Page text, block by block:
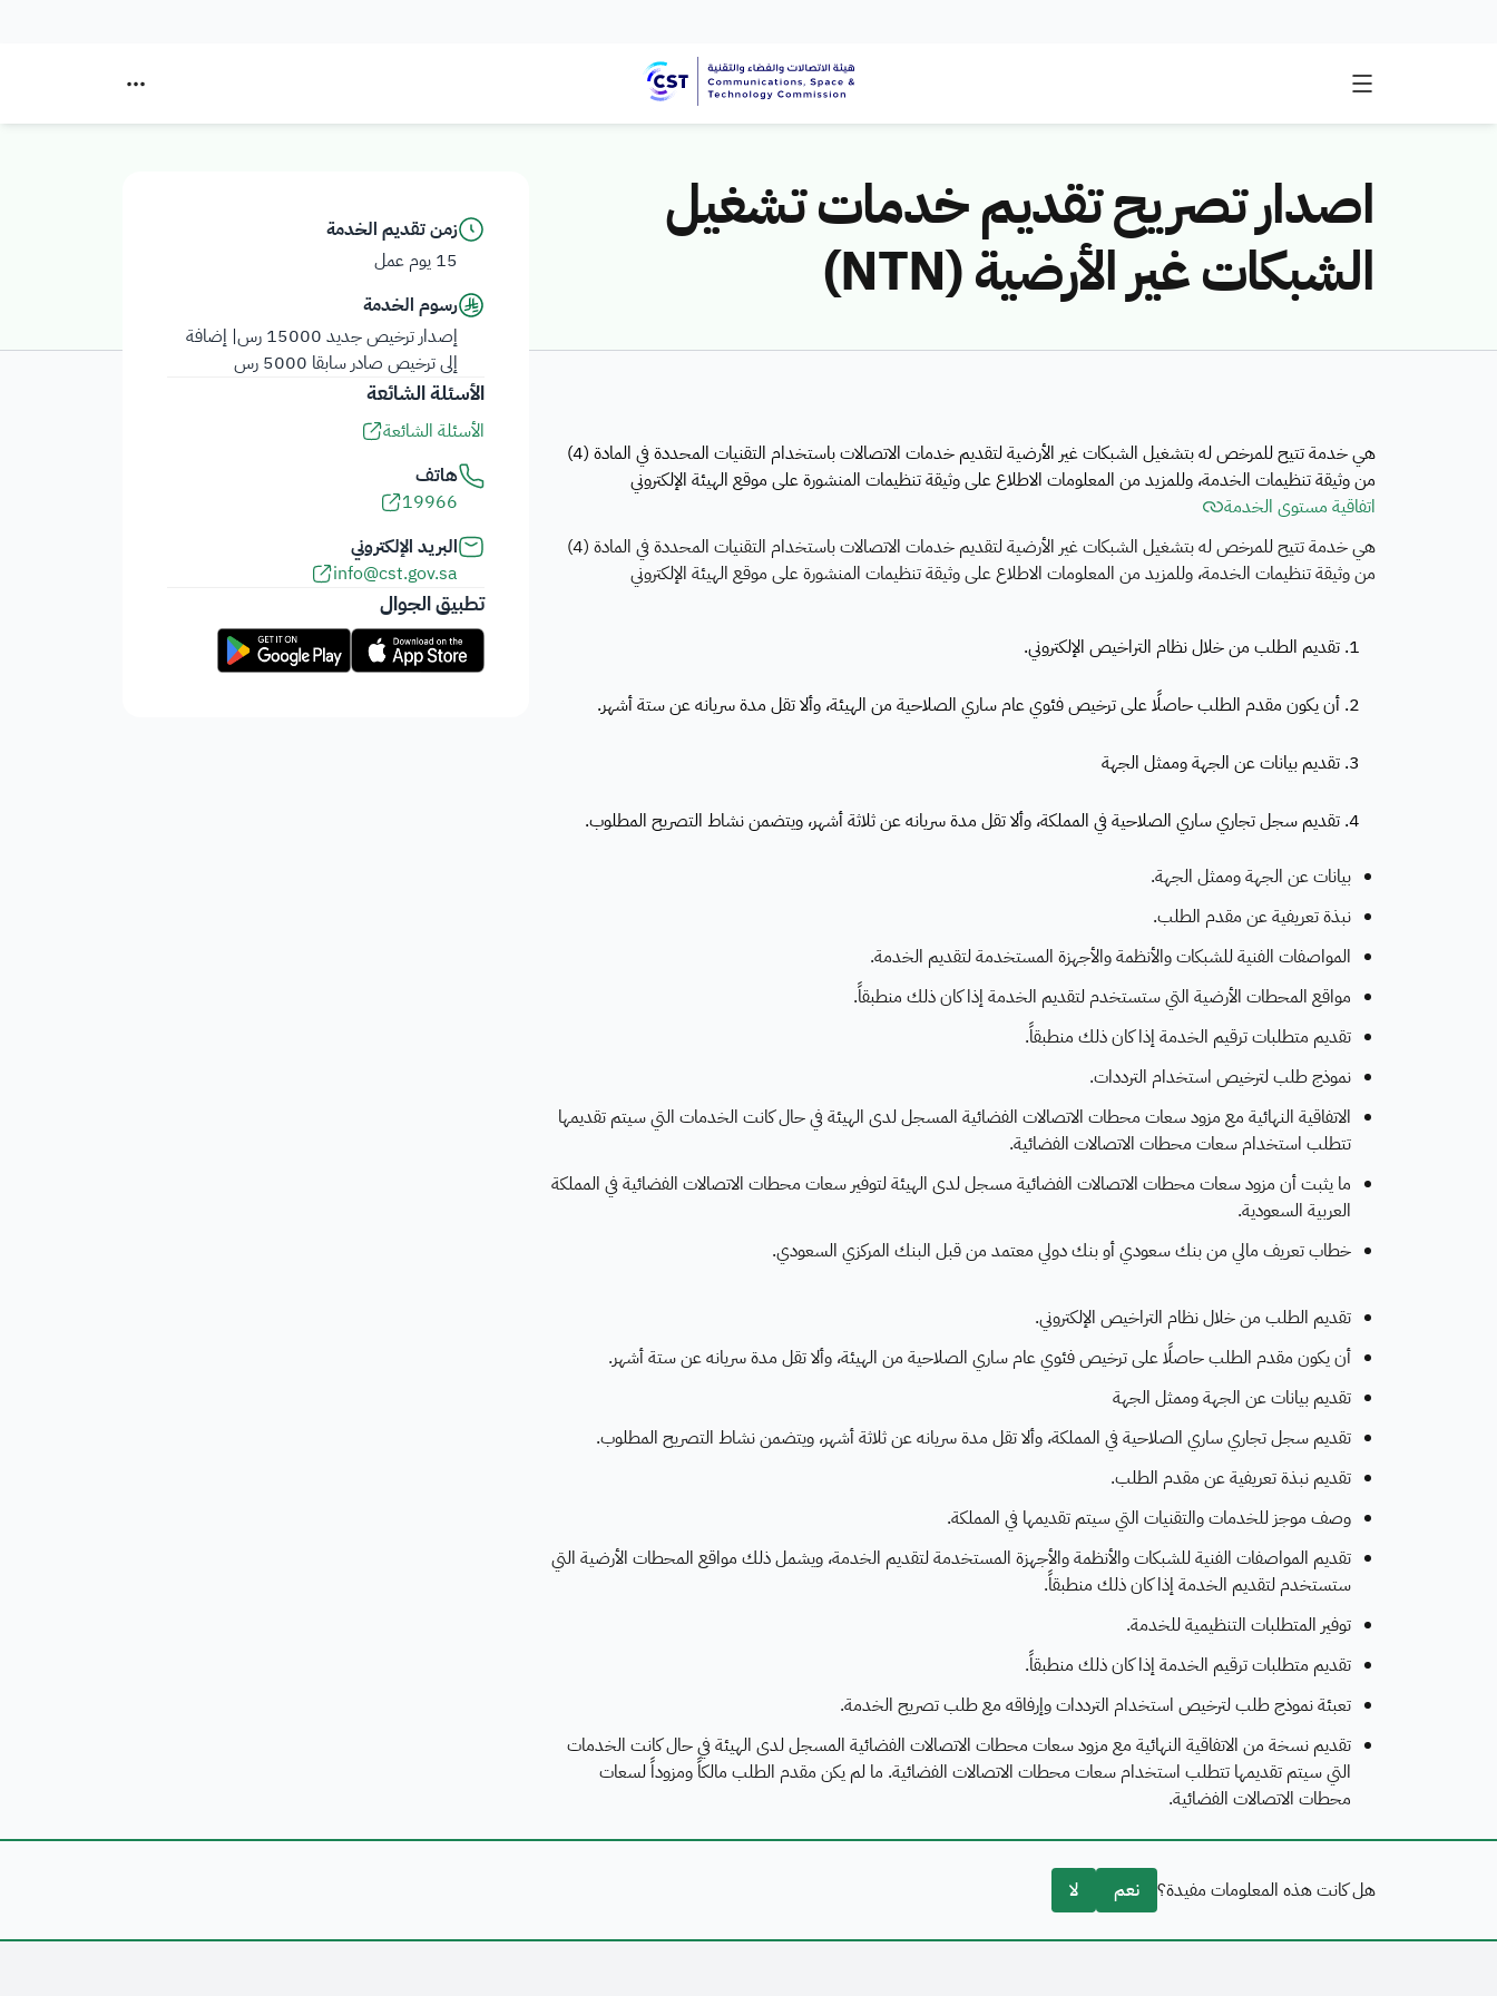
زمن تقديم الخدمة
15 يوم عمل
رسوم الخدمة
إصدار ترخيص جديد 15000 رس| إضافة
إلى ترخيص صادر سابقا 5000 رس
الأسئلة الشائعة
الأسئلة الشائعة
هاتف
19966
البريد الإلكتروني
info@cst.gov.sa
تطبيق الجوال
اصدار تصريح تقديم خدمات تشغيل
الشبكات غير الأرضية (NTN)
هي خدمة تتيح للمرخص له بتشغيل الشبكات غير الأرضية لتقديم خدمات الاتصالات باستخدام التقنيات المحددة في المادة (4)
من وثيقة تنظيمات الخدمة، وللمزيد من المعلومات الاطلاع على وثيقة تنظيمات المنشورة على موقع الهيئة الإلكتروني
اتفاقية مستوى الخدمة
هي خدمة تتيح للمرخص له بتشغيل الشبكات غير الأرضية لتقديم خدمات الاتصالات باستخدام التقنيات المحددة في المادة (4)
من وثيقة تنظيمات الخدمة، وللمزيد من المعلومات الاطلاع على وثيقة تنظيمات المنشورة على موقع الهيئة الإلكتروني
1. تقديم الطلب من خلال نظام التراخيص الإلكتروني.
2. أن يكون مقدم الطلب حاصلًا على ترخيص فئوي عام ساري الصلاحية من الهيئة، وألا تقل مدة سريانه عن ستة أشهر.
3. تقديم بيانات عن الجهة وممثل الجهة
4. تقديم سجل تجاري ساري الصلاحية في المملكة، وألا تقل مدة سريانه عن ثلاثة أشهر، ويتضمن نشاط التصريح المطلوب.
بيانات عن الجهة وممثل الجهة.
نبذة تعريفية عن مقدم الطلب.
المواصفات الفنية للشبكات والأنظمة والأجهزة المستخدمة لتقديم الخدمة.
مواقع المحطات الأرضية التي ستستخدم لتقديم الخدمة إذا كان ذلك منطبقاً.
تقديم متطلبات ترقيم الخدمة إذا كان ذلك منطبقاً.
نموذج طلب لترخيص استخدام الترددات.
الاتفاقية النهائية مع مزود سعات محطات الاتصالات الفضائية المسجل لدى الهيئة في حال كانت الخدمات التي سيتم تقديمها
تتطلب استخدام سعات محطات الاتصالات الفضائية.
ما يثبت أن مزود سعات محطات الاتصالات الفضائية مسجل لدى الهيئة لتوفير سعات محطات الاتصالات الفضائية في المملكة
العربية السعودية.
خطاب تعريف مالي من بنك سعودي أو بنك دولي معتمد من قبل البنك المركزي السعودي.
تقديم الطلب من خلال نظام التراخيص الإلكتروني.
أن يكون مقدم الطلب حاصلًا على ترخيص فئوي عام ساري الصلاحية من الهيئة، وألا تقل مدة سريانه عن ستة أشهر.
تقديم بيانات عن الجهة وممثل الجهة
تقديم سجل تجاري ساري الصلاحية في المملكة، وألا تقل مدة سريانه عن ثلاثة أشهر، ويتضمن نشاط التصريح المطلوب.
تقديم نبذة تعريفية عن مقدم الطلب.
وصف موجز للخدمات والتقنيات التي سيتم تقديمها في المملكة.
تقديم المواصفات الفنية للشبكات والأنظمة والأجهزة المستخدمة لتقديم الخدمة، ويشمل ذلك مواقع المحطات الأرضية التي
ستستخدم لتقديم الخدمة إذا كان ذلك منطبقاً.
توفير المتطلبات التنظيمية للخدمة.
تقديم متطلبات ترقيم الخدمة إذا كان ذلك منطبقاً.
تعبئة نموذج طلب لترخيص استخدام الترددات وإرفاقه مع طلب تصريح الخدمة.
تقديم نسخة من الاتفاقية النهائية مع مزود سعات محطات الاتصالات الفضائية المسجل لدى الهيئة في حال كانت الخدمات
التي سيتم تقديمها تتطلب استخدام سعات محطات الاتصالات الفضائية. ما لم يكن مقدم الطلب مالكاً ومزوداً لسعات
محطات الاتصالات الفضائية.
هل كانت هذه المعلومات مفيدة؟ نعم لا